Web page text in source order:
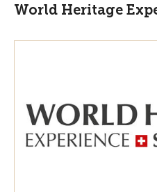
World Heritage